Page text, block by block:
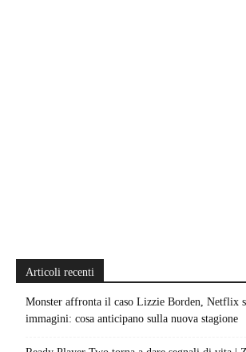
Articoli recenti
Monster affronta il caso Lizzie Borden, Netflix
immagini: cosa anticipano sulla nuova stagione